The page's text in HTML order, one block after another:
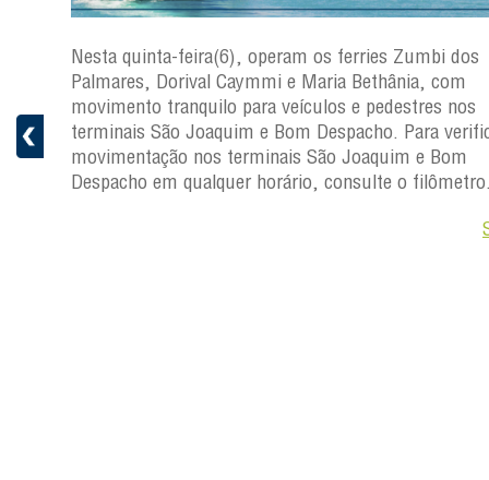
Nesta quinta-feira(6), operam os ferries Zumbi dos
Palmares, Dorival Caymmi e Maria Bethânia, com
movimento tranquilo para veículos e pedestres nos
terminais São Joaquim e Bom Despacho. Para
movimentação nos terminais São Joaquim e Bom
Despacho em qualquer horário, consulte o